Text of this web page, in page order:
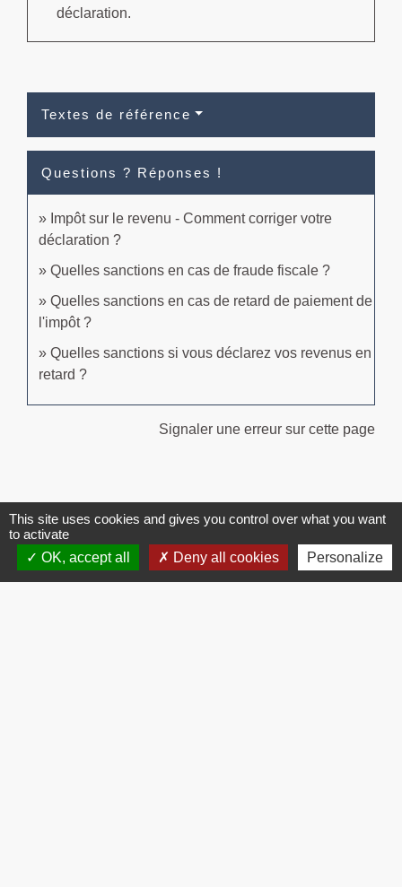
déclaration.
Textes de référence
Questions ? Réponses !
Impôt sur le revenu - Comment corriger votre
déclaration ?
Quelles sanctions en cas de fraude fiscale ?
Quelles sanctions en cas de retard de paiement de
l'impôt ?
Quelles sanctions si vous déclarez vos revenus en
retard ?
Signaler une erreur sur cette page
Contacts
Commune de Brissac
This site uses cookies and gives you control over what you want
to activate
OK, accept all
Deny all cookies Personalize